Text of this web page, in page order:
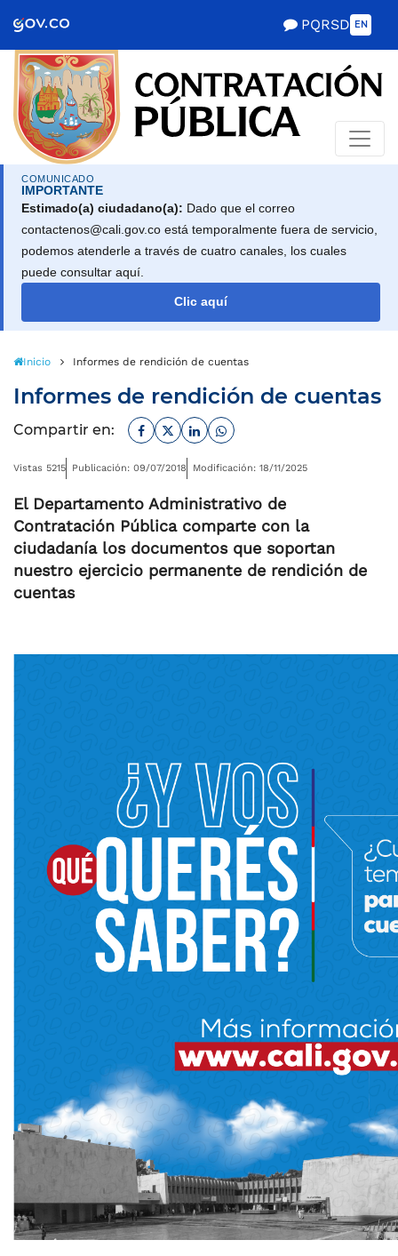
de Gobierno
PQRSD EN
COMUNICADO
IMPORTANTE
Estimado(a) ciudadano(a): Dado que el correo
contactenos@cali.gov.co está temporalmente fuera de servicio,
podemos atenderle a través de cuatro canales, los cuales
puede consultar aquí.
Clic aquí
Inicio Informes de rendición de cuentas
Informes de rendición de cuentas
Compartir en: Facebook
TwitterLinkedinWhatsapp
Vistas 5215 Publicación: 09/07/2018 Modificación: 18/11/2025
El Departamento Administrativo de
Contratación Pública comparte con la
ciudadanía los documentos que soportan
nuestro ejercicio permanente de rendición de
cuentas